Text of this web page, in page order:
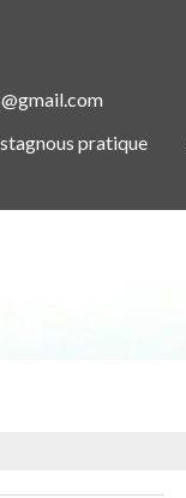
pratique